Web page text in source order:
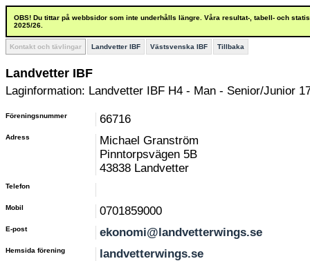
OBS! Du tittar på webbsidor som inte underhålls längre. Våra resultat-, tabell- och
2025/26.
Kontakt och tävlingar Landvetter IBF Västsvenska IBF Tillbaka
Landvetter IBF
Laginformation: Landvetter IBF H4 - Man - Senior/Junior
Föreningsnummer 66716
Adress
Michael Granström
Pinntorpsvägen 5B
43838 Landvetter
Telefon
Mobil 0701859000
E-post ekonomi@landvetterwings.se
Hemsida förening landvetterwings.se